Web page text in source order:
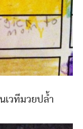
เวทีมวยปล้ำ